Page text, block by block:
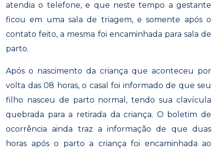
atendia o telefone, e que neste tempo a gestante
ficou em uma sala de triagem, e somente após o
contato feito, a mesma foi encaminhada para sala de
parto.
Após o nascimento da criança que aconteceu por
volta das 08 horas, o casal foi informado de que seu
filho nasceu de parto normal, tendo sua clavícula
quebrada para a retirada da criança. O boletim de
ocorrência ainda traz a informação de que duas
horas após o parto a criança foi encaminhada ao